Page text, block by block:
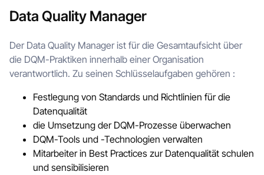
Data Quality Manager
Der Data Quality Manager ist für die Gesamtaufsicht über
die DQM-Praktiken innerhalb einer Organisation
verantwortlich. Zu seinen Schlüsselaufgaben gehören :
Festlegung von Standards und Richtlinien für die
Datenqualität
die Umsetzung der DQM-Prozesse überwachen
DQM-Tools und -Technologien verwalten
Mitarbeiter in Best Practices zur Datenqualität schulen
und sensibilisieren